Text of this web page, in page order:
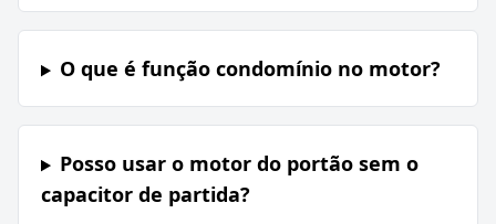
O que é função condomínio no motor?
Posso usar o motor do portão sem o
capacitor de partida?